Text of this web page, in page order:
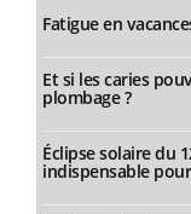
Fatigue en
Et si les caries
plombage ?
Éclipse solaire du
indispensable